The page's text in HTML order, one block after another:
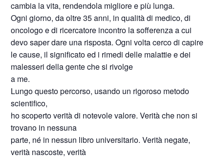
cambia la vita, rendendola migliore e più lunga.
Ogni giorno, da oltre 35 anni, in qualità di medico, di
oncologo e di ricercatore incontro la sofferenza a cui
devo saper dare una risposta. Ogni volta cerco di capire
le cause, il significato ed i rimedi delle malattie e dei
malesseri della gente che si rivolge
a me.
Lungo questo percorso, usando un rigoroso metodo
scientifico,
ho scoperto verità di notevole valore. Verità che non si
trovano in nessuna
parte, né in nessun libro universitario. Verità negate,
verità nascoste, verità